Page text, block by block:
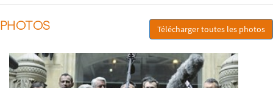
PHOTOS Télécharger toutes les photos